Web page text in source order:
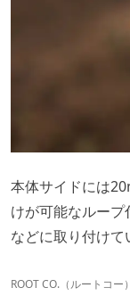
本体サイドには
けが可能なルー
などに取り付けて
ROOT CO.（ルートコー）